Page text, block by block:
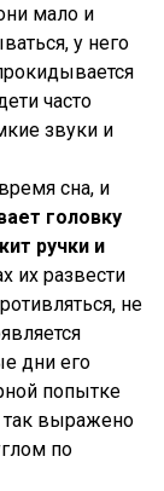
мало и
у него
часто
звуки и
сна, и
головку
ручки и
их развести
не
дни его
попытке
так выражено
по